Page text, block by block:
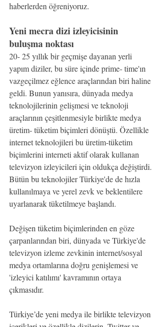
haberlerden öğreniyoruz.
Yeni mecra dizi izleyicisinin
buluşma noktası
20- 25 yıllık bir geçmişe dayanan yerli
yapım diziler, bu süre içinde prime- time'ın
vazgeçilmez eğlence araçlarından biri haline
geldi. Bunun yanısıra, dünyada medya
teknolojilerinin gelişmesi ve teknoloji
araçlarının çeşitlenmesiyle birlikte medya
üretim- tüketim biçimleri dönüştü. Özellikle
internet teknolojileri bu üretim-tüketim
biçimlerini interneti aktif olarak kullanan
televizyon izleyicileri için oldukça değiştirdi.
Bütün bu teknolojiler Türkiye'de de hızla
kullanılmaya ve yerel zevk ve beklentilere
uyarlanarak tüketilmeye başlandı.
Değişen tüketim biçimlerinden en göze
çarpanlarından biri, dünyada ve Türkiye'de
televizyon izleme zevkinin internet/sosyal
medya ortamlarına doğru genişlemesi ve
'izleyici katılımı' kavramının ortaya
çıkmasıdır.
Türkiye’de yeni medya ile birlikte televizyon